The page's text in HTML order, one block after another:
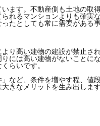
ます。不動産側も土地の取
れるマンションよりも確実
たとしても常に需要がある
り高い建物の建設が禁止さ
には高い建物がないことに
らいです。
など、条件を増やす程、値
きなメリットを生み出しま